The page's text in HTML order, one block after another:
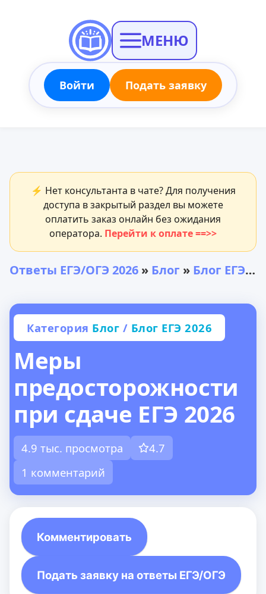
МЕНЮ
Войти Подать заявку
⚡ Нет консультанта в чате? Для получения
доступа в закрытый раздел вы можете
оплатить заказ онлайн без ожидания
оператора. Перейти к оплате ==>>
Ответы ЕГЭ/ОГЭ 2026 » Блог » Блог ЕГЭ 2026
Категория Блог / Блог ЕГЭ 2026
Меры
предосторожности
при сдаче ЕГЭ 2026
4.9 тыс. просмотра
4.7
1 комментарий
Комментировать
Подать заявку на ответы ЕГЭ/ОГЭ